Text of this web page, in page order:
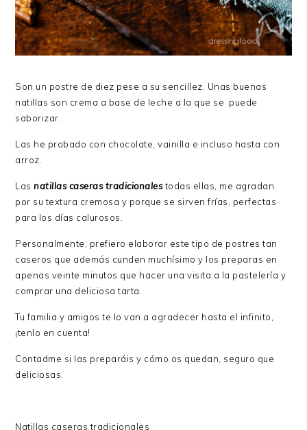
Son un postre de diez pese a su sencillez. Unas buenas
natillas son crema a base de leche a la que se puede
saborizar.
Las he probado con chocolate, vainilla e incluso hasta con
arroz.
Las natillas caseras tradicionalestodas ellas, me agradan
por su textura cremosa y porque se sirven frías, perfectas
para los días calurosos.
Personalmente, prefiero elaborar este tipo de postres tan
caseros que además cunden muchísimo y los preparas en
apenas veinte minutos que hacer una visita a la pastelería y
comprar una deliciosa tarta.
Tu familia y amigos te lo van a agradecer hasta el infinito,
¡tenlo en cuenta!
Contadme si las preparáis y cómo os quedan, seguro que
deliciosas.
Natillas caseras tradicionales